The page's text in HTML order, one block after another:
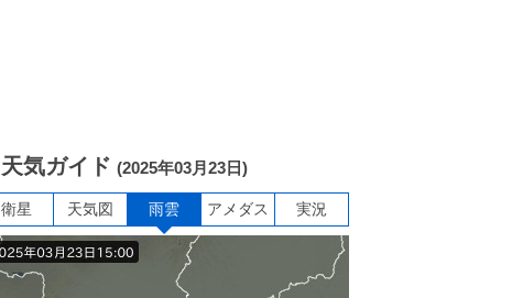
天気ガイド (2025年03月23日)
衛星 天気図 雨雲 アメダス 実況